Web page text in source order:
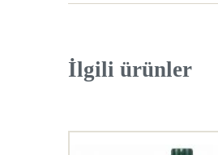
İlgili ürünler